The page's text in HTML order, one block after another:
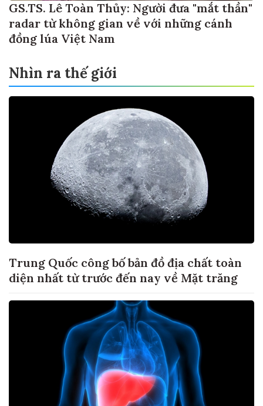
GS.TS. Lê Toàn Thủy: Người đưa "mắt thần"
radar từ không gian về với những cánh
đồng lúa Việt Nam
Nhìn ra thế giới
Trung Quốc công bố bản đồ địa chất toàn
diện nhất từ trước đến nay về Mặt trăng